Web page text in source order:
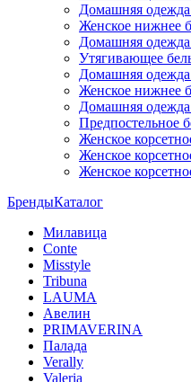
Домашняя
Женское нижнее
Домашняя
Утягивающее
Домашняя
Женское нижнее
Домашняя
Предпостельное
Женское
Женское
Женское
БрендыКаталог
Милавица
Conte
Misstyle
Tribuna
LAUMA
Авелин
PRIMAVERINA
Палада
Verally
Valeria